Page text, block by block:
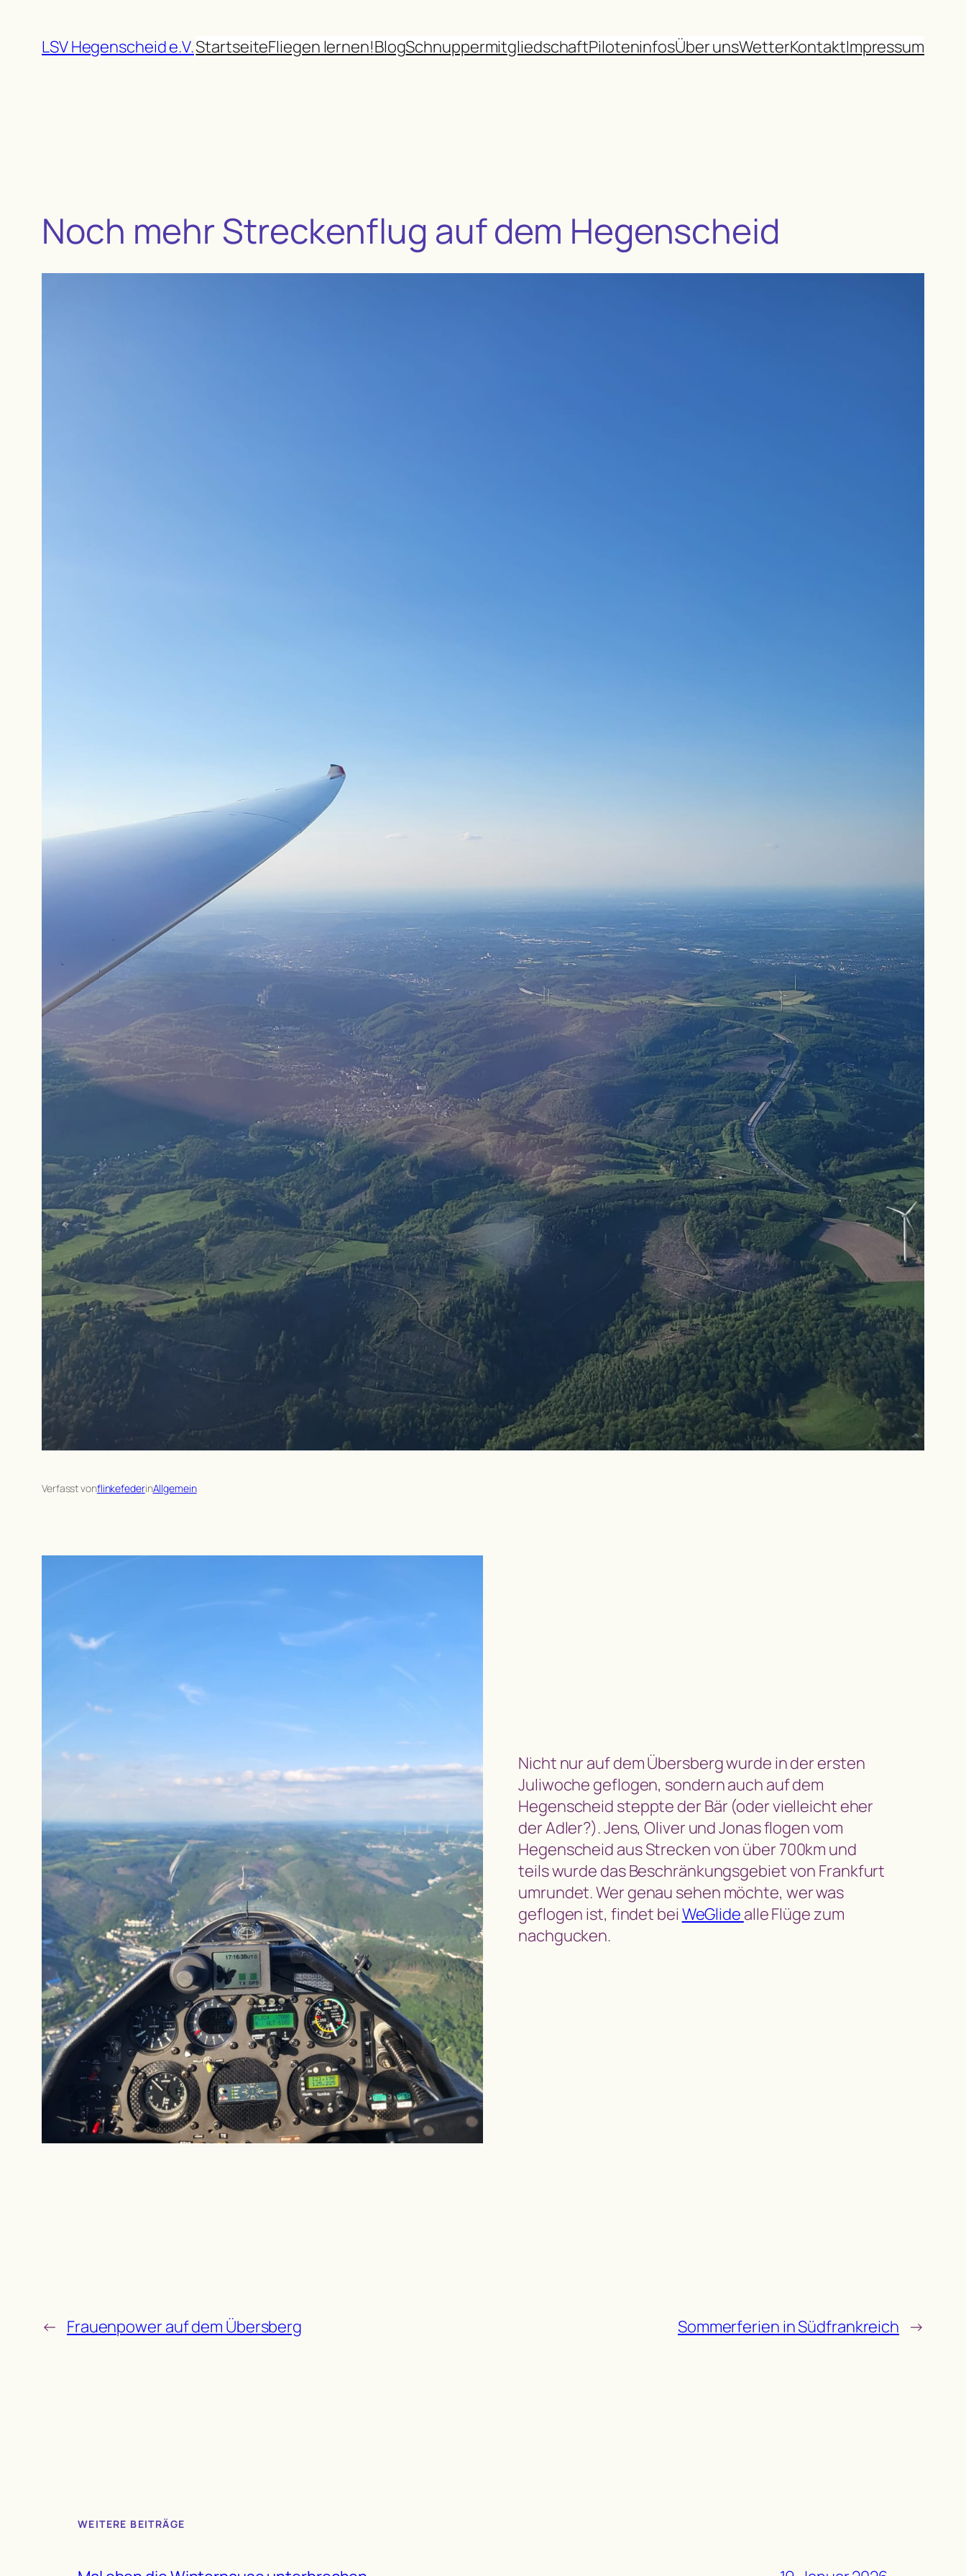
Inhalt
springen
LSV Hegenscheid e.V.StartseiteFliegen lernen!BlogSchnuppermitgliedschaftPiloteninfosÜber unsWetterKontaktImpressum
Noch mehr Streckenflug auf dem Hegenscheid
Verfasst vonflinkefederinAllgemein
Nicht nur auf dem Übersberg wurde in der ersten
Juliwoche geflogen, sondern auch auf dem
Hegenscheid steppte der Bär (oder vielleicht eher
der Adler?). Jens, Oliver und Jonas flogen vom
Hegenscheid aus Strecken von über 700km und
teils wurde das Beschränkungsgebiet von Frankfurt
umrundet. Wer genau sehen möchte, wer was
geflogen ist, findet bei WeGlide alle Flüge zum
nachgucken.
← Frauenpower auf dem Übersberg Sommerferien in Südfrankreich →
WEITERE BEITRÄGE